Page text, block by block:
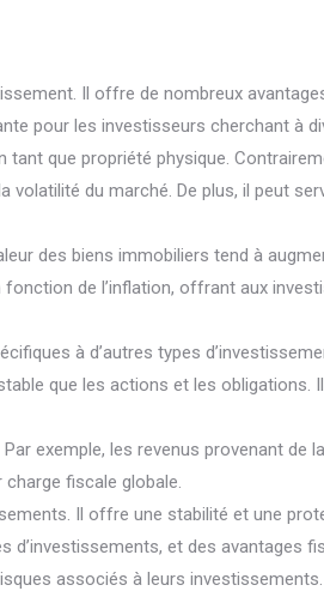
Il offre de nombreux
pour les investisseurs cherchant à
que propriété physique.
du marché. De plus, il peut
des biens immobiliers tend à
de l’inflation, offrant aux
à d’autres types
que les actions et les
exemple, les revenus provenant de
fiscale globale.
Il offre une stabilité et une
et des avantages
associés à leurs investissements.